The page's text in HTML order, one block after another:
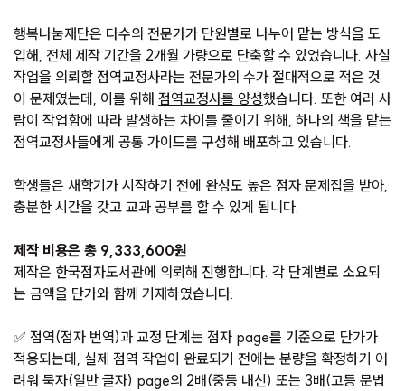
행복나눔재단은 다수의 전문가가 단원별로 나누어 맡는 방식을 도
입해, 전체 제작 기간을 2개월 가량으로 단축할 수 있었습니다. 사실
작업을 의뢰할 점역교정사라는 전문가의 수가 절대적으로 적은 것
이 문제였는데, 이를 위해 점역교정사를 양성했습니다. 또한 여러 사
람이 작업함에 따라 발생하는 차이를 줄이기 위해, 하나의 책을 맡는
점역교정사들에게 공통 가이드를 구성해 배포하고 있습니다.
학생들은 새학기가 시작하기 전에 완성도 높은 점자 문제집을 받아,
충분한 시간을 갖고 교과 공부를 할 수 있게 됩니다.
제작 비용은 총 9,333,600원
제작은 한국점자도서관에 의뢰해 진행합니다. 각 단계별로 소요되
는 금액을 단가와 함께 기재하였습니다.
✅ 점역(점자 번역)과 교정 단계는 점자 page를 기준으로 단가가
적용되는데, 실제 점역 작업이 완료되기 전에는 분량을 확정하기 어
려워 묵자(일반 글자) page의 2배(중등 내신) 또는 3배(고등 문법